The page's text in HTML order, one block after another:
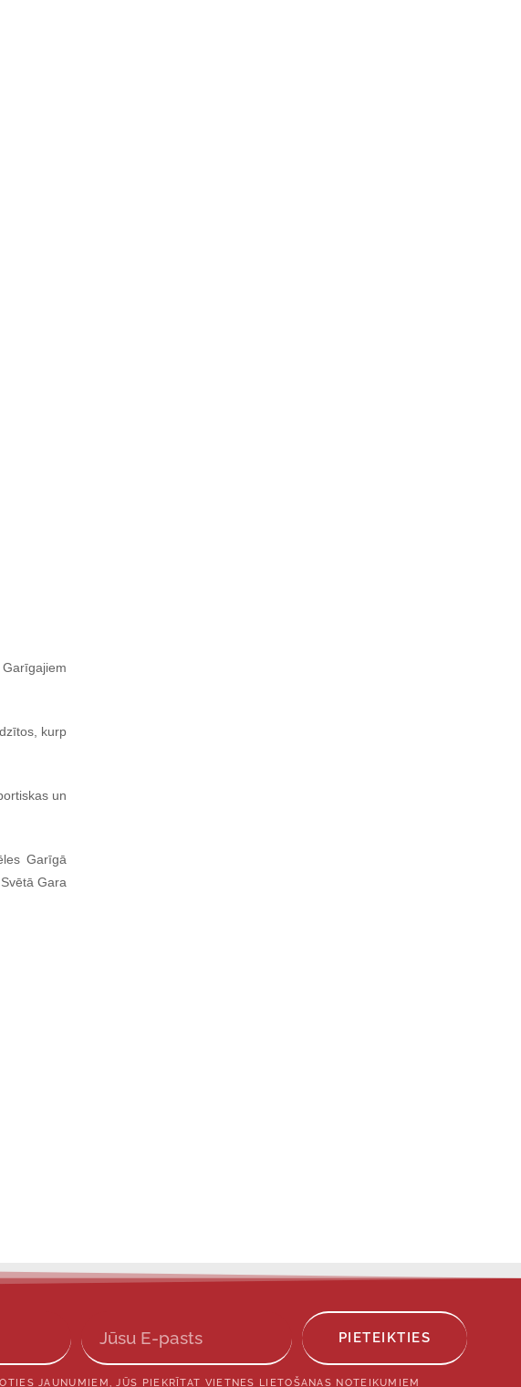
kurp
un
Garīgā
Gara
PIETEIKTIES
JAUNUMIEM, JŪS PIEKRĪTAT VIETNES LIETOŠANAS NOTEIKUMIEM